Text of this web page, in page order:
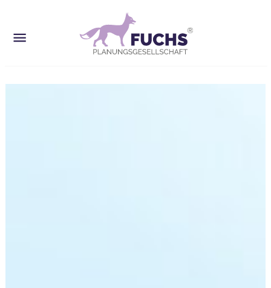
HYBRIDE BAUWEISE